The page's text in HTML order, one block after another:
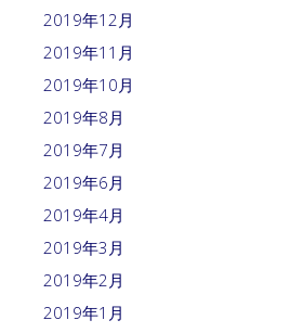
2019年12月
2019年11月
2019年10月
2019年8月
2019年7月
2019年6月
2019年4月
2019年3月
2019年2月
2019年1月